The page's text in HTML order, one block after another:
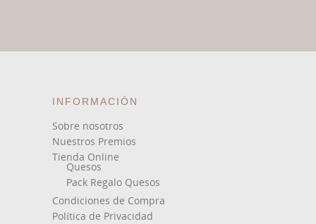
INFORMACIÓN
Sobre nosotros
Nuestros Premios
Tienda Online
Quesos
Pack Regalo Quesos
Condiciones de Compra
Política de Privacidad